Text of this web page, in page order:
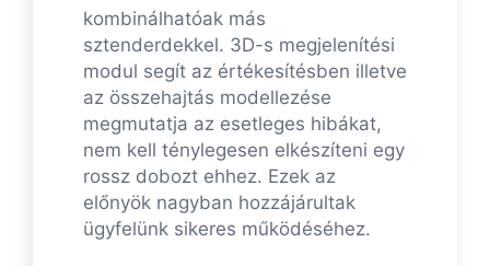
kombinálhatóak más
sztenderdekkel. 3D-s megjelenítési
modul segít az értékesítésben illetve
az összehajtás modellezése
megmutatja az esetleges hibákat,
nem kell ténylegesen elkészíteni egy
rossz dobozt ehhez. Ezek az
előnyök nagyban hozzájárultak
ügyfelünk sikeres működéséhez.